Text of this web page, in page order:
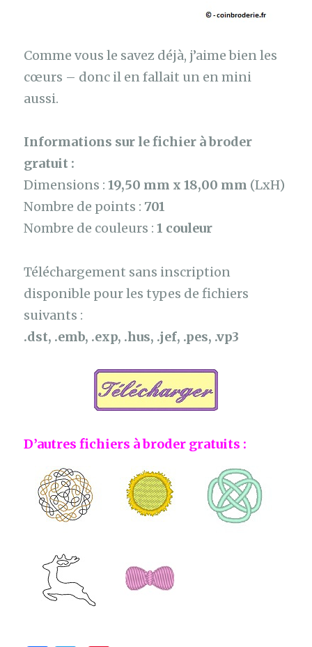
Comme vous le savez déjà, j’aime bien les
cœurs – donc il en fallait un en mini
aussi.
Informations sur le fichier à broder
gratuit :
Dimensions :19,50 mm x 18,00 mm (LxH)
Nombre de points : 701
Nombre de couleurs :1 couleur
Téléchargement sans inscription
disponible pour les types de fichiers
suivants :
.dst, .emb, .exp, .hus, .jef, .pes, .vp3
D’autres fichiers à broder gratuits :